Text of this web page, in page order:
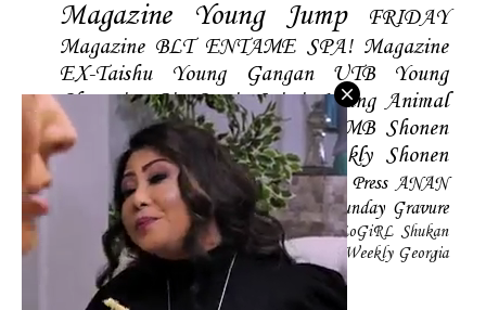
Magazine
Young Jump
FRIDAY
Magazine BLT ENTAME SPA! Magazine
EX-Taishu
Young Gangan UTB
Young
Champion Big Comic Spirtis Young Animal
Shonen Magazine BUBKA BOMB Shonen
Champion Manga Action Weekly Shonen
Sunday Photobooks BRODY Hustle Press ANAN
Magazine SMART Magazine Young Sunday Gravure
The Television
CD&DL My Girl Daily LoGiRL Shukan
Girls! Magazine Soccer Game King Weekly Georgia
Sunday Magazine Mery Magazine